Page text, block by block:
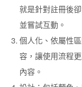
就是針對註冊後
並嘗試互動。
個人化、依屬性
容，讓使用流程
內容。